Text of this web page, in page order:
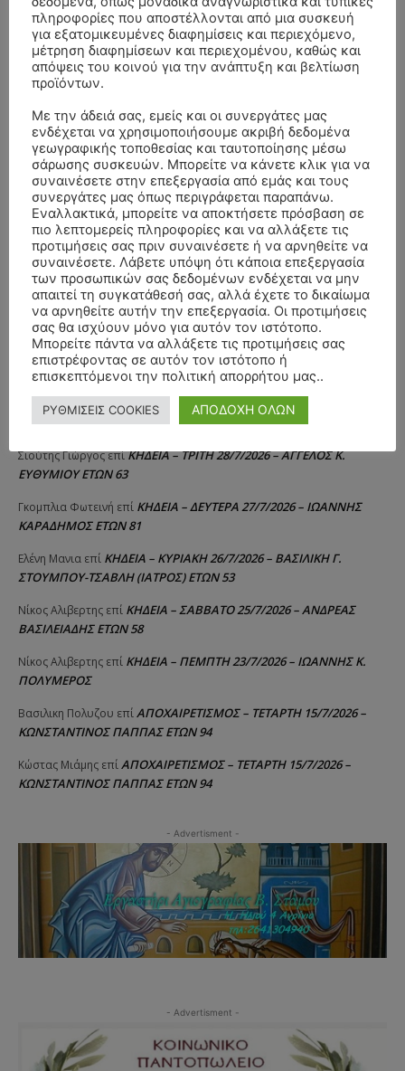
ΣΥΛΛΥΠΗΤΗΡΙΑ ΜΗΝΥΜΑΤΑ
ΠΑΝΑΓΙΩΤΗΣ IΩΑΚΕΙΜΙΔΗΣεπίΚΗΔΕΙΑ – ΔΕΥΤΕΡΑ 3/8/2026 –
ΣΠΥΡΙΔΟΥΛΑ Γ. ΣΕΪΤΑΝΙΔΟΥ ΕΤΩΝ 91
Αγγελική ΘωμουεπίΚΗΔΕΙΑ – ΔΕΥΤΕΡΑ 3/8/2026 – ΔΗΜΗΤΡΙΟΣ Σ.
ΤΣΙΛΙΚΗΣ ΕΤΩΝ 79
Δημήτριος ΔάτσικαςεπίΚΗΔΕΙΑ – ΠΑΡΑΣΚΕΥΗ 31/7/2026 –
ΚΩΝΣΤΑΝΤΙΝΟΣ Ε. ΛΑΙΜΟΔΕΤΗΣ ΕΤΩΝ 27
ΛευτέρηςεπίΚΗΔΕΙΑ – ΠΑΡΑΣΚΕΥΗ 31/7/2026 – ΚΩΝΣΤΑΝΤΙΝΟΣ Ε.
ΛΑΙΜΟΔΕΤΗΣ ΕΤΩΝ 27
Raniad4επίΚΗΔΕΙΑ – ΠΑΡΑΣΚΕΥΗ 31/7/2026 – ΚΩΝΣΤΑΝΤΙΝΟΣ Ε.
ΛΑΙΜΟΔΕΤΗΣ ΕΤΩΝ 27
Σιούτης ΓιώργοςεπίΚΗΔΕΙΑ – ΤΡΙΤΗ 28/7/2026 – ΑΓΓΕΛΟΣ Κ.
ΕΥΘΥΜΙΟΥ ΕΤΩΝ 63
Γκομπλια Φωτεινή επί ΚΗΔΕΙΑ – ΔΕΥΤΕΡΑ 27/7/2026 – ΙΩΑΝΝΗΣ
ΚΑΡΑΔΗΜΟΣ ΕΤΩΝ 81
Ελένη Μανια επί ΚΗΔΕΙΑ – ΚΥΡΙΑΚΗ 26/7/2026 – ΒΑΣΙΛΙΚΗ Γ.
ΣΤΟΥΜΠΟΥ-ΤΣΑΒΛΗ (ΙΑΤΡΟΣ) ΕΤΩΝ 53
Νίκος Αλιβερτης επί ΚΗΔΕΙΑ – ΣΑΒΒΑΤΟ 25/7/2026 – ΑΝΔΡΕΑΣ
ΒΑΣΙΛΕΙΑΔΗΣ ΕΤΩΝ 58
Νίκος Αλιβερτης επί ΚΗΔΕΙΑ – ΠΕΜΠΤΗ 23/7/2026 – ΙΩΑΝΝΗΣ Κ.
ΠΟΛΥΜΕΡΟΣ
Βασιλικη Πολυζου επίΑΠΟΧΑΙΡΕΤΙΣΜΟΣ – ΤΕΤΑΡΤΗ 15/7/2026 –
ΚΩΝΣΤΑΝΤΙΝΟΣ ΠΑΠΠΑΣ ΕΤΩΝ 94
Κώστας Μιάμης επίΑΠΟΧΑΙΡΕΤΙΣΜΟΣ – ΤΕΤΑΡΤΗ 15/7/2026 –
ΚΩΝΣΤΑΝΤΙΝΟΣ ΠΑΠΠΑΣ ΕΤΩΝ 94
- Advertisment -
- Advertisment -
πληροφορίες που αποστέλλονται από μια συσκευή
για εξατομικευμένες διαφημίσεις και περιεχόμενο,
μέτρηση διαφημίσεων και περιεχομένου, καθώς και
απόψεις του κοινού για την ανάπτυξη και βελτίωση
προϊόντων.
Με την άδειά σας, εμείς και οι συνεργάτες μας
ενδέχεται να χρησιμοποιήσουμε ακριβή δεδομένα
γεωγραφικής τοποθεσίας και ταυτοποίησης μέσω
σάρωσης συσκευών. Μπορείτε να κάνετε κλικ για να
συναινέσετε στην επεξεργασία από εμάς και τους
συνεργάτες μας όπως περιγράφεται παραπάνω.
Εναλλακτικά, μπορείτε να αποκτήσετε πρόσβαση σε
πιο λεπτομερείς πληροφορίες και να αλλάξετε τις
προτιμήσεις σας πριν συναινέσετε ή να αρνηθείτε να
συναινέσετε. Λάβετε υπόψη ότι κάποια επεξεργασία
των προσωπικών σας δεδομένων ενδέχεται να μην
απαιτεί τη συγκατάθεσή σας, αλλά έχετε το δικαίωμα
να αρνηθείτε αυτήν την επεξεργασία. Οι προτιμήσεις
σας θα ισχύουν μόνο για αυτόν τον ιστότοπο.
Μπορείτε πάντα να αλλάξετε τις προτιμήσεις σας
επιστρέφοντας σε αυτόν τον ιστότοπο ή
επισκεπτόμενοι την πολιτική απορρήτου μας..
ΡΥΘΜΙΣΕΙΣ COOKIES ΑΠΟΔΟΧΗ ΟΛΩΝ